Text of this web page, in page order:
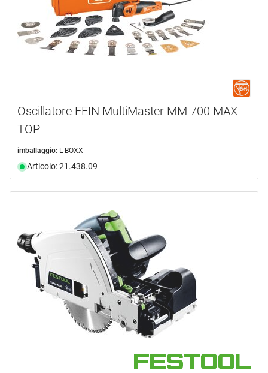
Oscillatore FEIN MultiMaster MM 700 MAX
TOP
imballaggio: L-BOXX
Articolo: 21.438.09